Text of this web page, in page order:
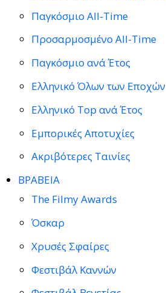
Παγκόσμιο All-Time
Προσαρμοσμένο All-Time
Παγκόσμιο ανά Έτος
Ελληνικό Όλων των Εποχών
Ελληνικό Top ανά Έτος
Εμπορικές Αποτυχίες
Ακριβότερες Ταινίες
ΒΡΑΒΕΙΑ
The Filmy Awards
Όσκαρ
Χρυσές Σφαίρες
Φεστιβάλ Καννών